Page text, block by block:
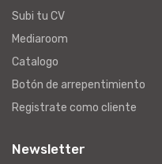
Subi tu CV
Mediaroom
Catalogo
Botón de arrepentimiento
Registrate como cliente
Newsletter